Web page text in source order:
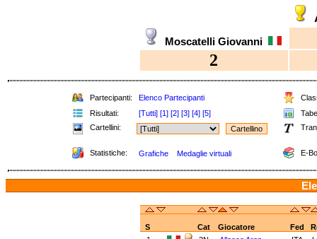
Moscatelli Giovanni
2
Partecipanti: Elenco Partecipanti
Risultati:
[Tutti] [1] [2] [3] [4] [5]
Cartellini:
Statistiche: Grafiche Medaglie virtuali E-
S Cat Giocatore Fed